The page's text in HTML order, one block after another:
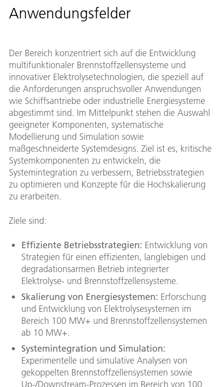
Anwendungsfelder
Der Bereich konzentriert sich auf die Entwicklung
multifunktionaler Brennstoffzellensysteme und
innovativer Elektrolysetechnologien, die speziell auf
die Anforderungen anspruchsvoller Anwendungen
wie Schiffsantriebe oder industrielle Energiesysteme
abgestimmt sind. Im Mittelpunkt stehen die Auswahl
geeigneter Komponenten, systematische
Modellierung und Simulation sowie
maßgeschneiderte Systemdesigns. Ziel ist es, kritische
Systemkomponenten zu entwickeln, die
Systemintegration zu verbessern, Betriebsstrategien
zu optimieren und Konzepte für die Hochskalierung
zu erarbeiten.
Ziele sind:
Effiziente Betriebsstrategien: Entwicklung von
Strategien für einen effizienten, langlebigen und
degradationsarmen Betrieb integrierter
Elektrolyse- und Brennstoffzellensysteme.
Skalierung von Energiesystemen: Erforschung
und Entwicklung von Elektrolysesystemen im
Bereich 100 MW+ und Brennstoffzellensystemen
ab 10 MW+.
Systemintegration und Simulation:
Experimentelle und simulative Analysen von
gekoppelten Brennstoffzellensystemen sowie
Up-/Downstream-Prozessen im Bereich von 100